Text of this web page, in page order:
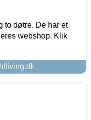
to døtre. De har et
webshop. Klik